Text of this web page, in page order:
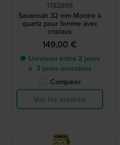
1782899
Savannah 32 mm Montre à
quartz pour femme avec
cristaux
149,00 €
● Livraison entre 2 jours
à 3 jours ouvrables
Comparer
Voir les produits